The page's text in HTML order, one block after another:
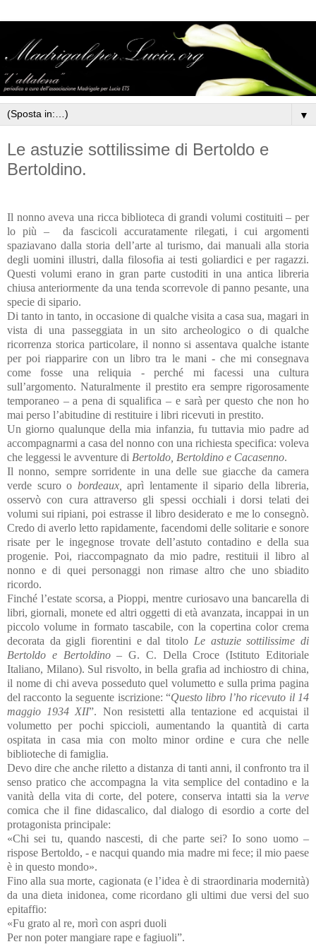
▼
Le astuzie sottilissime di Bertoldo e
Bertoldino.
Il nonno aveva una ricca biblioteca di grandi volumi costituiti – per
lo più –
da fascicoli accuratamente rilegati, i cui argomenti
spaziavano dalla storia dell’arte al turismo, dai manuali alla storia
degli uomini illustri, dalla filosofia ai testi goliardici e per ragazzi.
Questi volumi erano in gran parte custoditi in una antica libreria
chiusa anteriormente da una tenda scorrevole di panno pesante, una
specie di sipario.
Di tanto in tanto, in occasione di qualche visita a casa sua, magari in
vista di una passeggiata in un sito archeologico o di qualche
ricorrenza storica particolare, il nonno si assentava qualche istante
per poi riapparire con un libro tra le mani - che mi consegnava
come fosse una reliquia - perché mi facessi una cultura
sull’argomento. Naturalmente il prestito era sempre rigorosamente
temporaneo – a pena di squalifica – e sarà per questo che non ho
mai perso l’abitudine di restituire i libri ricevuti in prestito.
Un giorno qualunque della mia infanzia, fu tuttavia mio padre ad
accompagnarmi a casa del nonno con una richiesta specifica: voleva
che leggessi le avventure di Bertoldo, Bertoldino e Cacasenno.
Il nonno, sempre sorridente in una delle sue giacche da camera
verde scuro o bordeaux,
aprì lentamente il sipario della libreria,
osservò con cura attraverso gli spessi occhiali i dorsi telati dei
volumi sui ripiani, poi estrasse il libro desiderato e me lo consegnò.
Credo di averlo letto rapidamente, facendomi delle solitarie e sonore
risate per le ingegnose trovate dell’astuto contadino e della sua
progenie. Poi, riaccompagnato da mio padre, restituii il libro al
nonno e di quei personaggi non rimase altro che uno sbiadito
ricordo.
Finché l’estate scorsa, a Pioppi, mentre curiosavo una bancarella di
libri, giornali, monete ed altri oggetti di età avanzata, incappai in un
piccolo volume in formato tascabile, con la copertina color crema
decorata da gigli fiorentini e dal titolo Le astuzie sottilissime di
Bertoldo e Bertoldino– G. C. Della Croce (Istituto Editoriale
Italiano, Milano). Sul risvolto, in bella grafia ad inchiostro di china,
il nome di chi aveva posseduto quel volumetto e sulla prima pagina
del racconto la seguente iscrizione: “Questo libro l’ho ricevuto il 14
maggio 1934 XII”. Non resistetti alla tentazione ed acquistai il
volumetto per pochi spiccioli, aumentando la quantità di carta
ospitata in casa mia con molto minor ordine e cura che nelle
biblioteche di famiglia.
Devo dire che anche riletto a distanza di tanti anni, il confronto tra il
senso pratico che accompagna la vita semplice del contadino e la
vanità della vita di corte, del potere, conserva intatti sia la verve
comica che il fine didascalico, dal dialogo di esordio a corte del
protagonista principale:
«Chi sei tu, quando nascesti, di che parte sei? Io sono uomo –
rispose Bertoldo, - e nacqui quando mia madre mi fece; il mio paese
è in questo mondo».
Fino alla sua morte, cagionata (e l’idea è di straordinaria modernità)
da una dieta inidonea, come ricordano gli ultimi due versi del suo
epitaffio:
«Fu grato al re, morì con aspri duoli
Per non poter mangiare rape e fagiuoli”.